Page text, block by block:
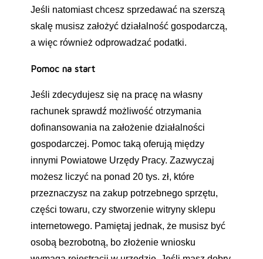
Jeśli natomiast chcesz sprzedawać na szerszą
skalę musisz założyć działalność gospodarczą,
a więc również odprowadzać podatki.
Pomoc na start
Jeśli zdecydujesz się na pracę na własny
rachunek sprawdź możliwość otrzymania
dofinansowania na założenie działalności
gospodarczej. Pomoc taką oferują między
innymi Powiatowe Urzędy Pracy. Zazwyczaj
możesz liczyć na ponad 20 tys. zł, które
przeznaczysz na zakup potrzebnego sprzętu,
części towaru, czy stworzenie witryny sklepu
internetowego. Pamiętaj jednak, że musisz być
osobą bezrobotną, bo złożenie wniosku